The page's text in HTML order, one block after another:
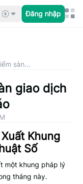
Đăng nhập
sàn...
giao dịch
Khung
Số
một khung pháp lý
tháng này.